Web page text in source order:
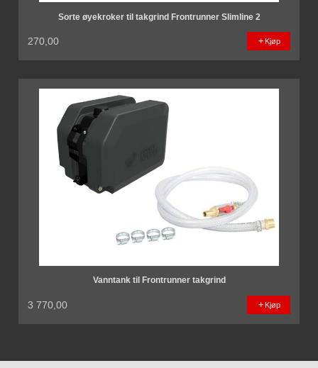
Sorte øyekroker til takgrind Frontrunner Slimline 2
270,00 Kjøp
Vanntank til Frontrunner takgrind
3 770,00 Kjøp